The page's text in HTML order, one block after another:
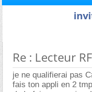
Re : Lecteur
je ne qualifierai pas
fais ton appli en 2